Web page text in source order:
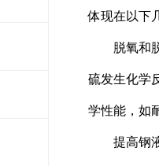
体现在以下
脱氧和脱
硫发生化学
学性能，如
提高钢液